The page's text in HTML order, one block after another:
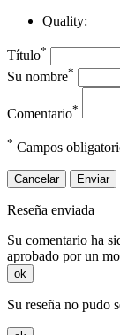
Quality:
Título*
Su nombre*
Comentario*
* Campos
Cancelar Enviar
Reseña enviada
Su comentario ha
aprobado por un
ok
Su reseña no pudo